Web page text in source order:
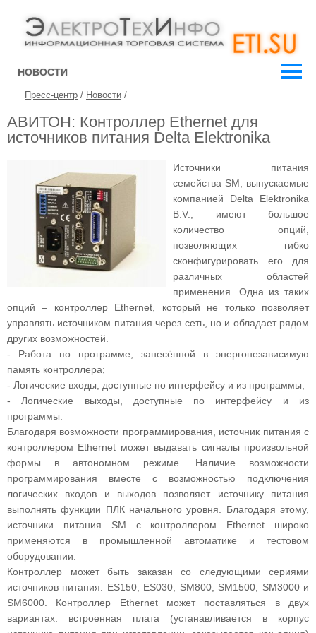
НОВОСТИ
Пресс-центр / Новости /
АВИТОН: Контроллер Ethernet для
источников питания Delta Elektronika
Источники питания
семейства SM, выпускаемые
компанией Delta Elektronika
B.V., имеют большое
количество опций,
позволяющих гибко
сконфигурировать его для
различных областей
применения. Одна из таких
опций – контроллер Ethernet, который не только позволяет
управлять источником питания через сеть, но и обладает рядом
других возможностей.
- Работа по программе, занесённой в энергонезависимую
память контроллера;
- Логические входы, доступные по интерфейсу и из программы;
- Логические выходы, доступные по интерфейсу и из
программы.
Благодаря возможности программирования, источник питания с
контроллером Ethernet может выдавать сигналы произвольной
формы в автономном режиме. Наличие возможности
программирования вместе с возможностью подключения
логических входов и выходов позволяет источнику питания
выполнять функции ПЛК начального уровня. Благодаря этому,
источники питания SM с контроллером Ethernet широко
применяются в промышленной автоматике и тестовом
оборудовании.
Контроллер может быть заказан со следующими сериями
источников питания: ES150, ES030, SM800, SM1500, SM3000 и
SM6000. Контроллер Ethernet может поставляться в двух
вариантах: встроенная плата (устанавливается в корпус